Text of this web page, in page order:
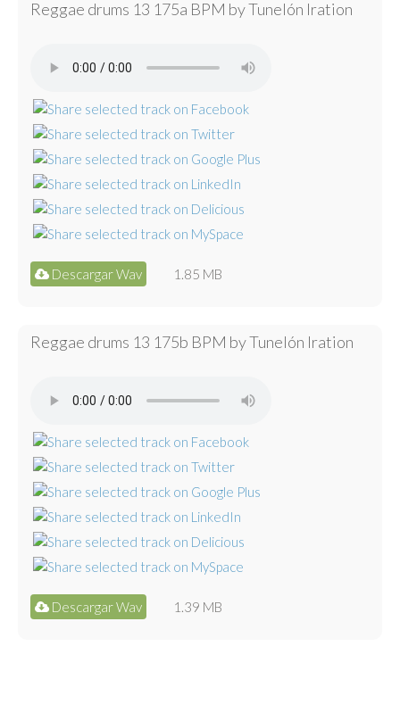
Reggae drums 13 175a BPM by Tunelón Iration
Descargar Wav 1.85 MB
Reggae drums 13 175b BPM by Tunelón Iration
Descargar Wav 1.39 MB